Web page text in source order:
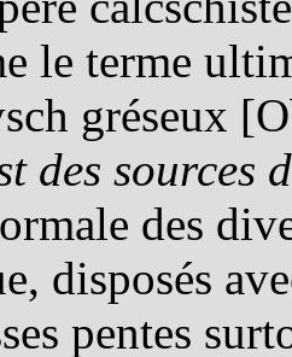
le terme
gréseux
des sources
des
disposés
pentes